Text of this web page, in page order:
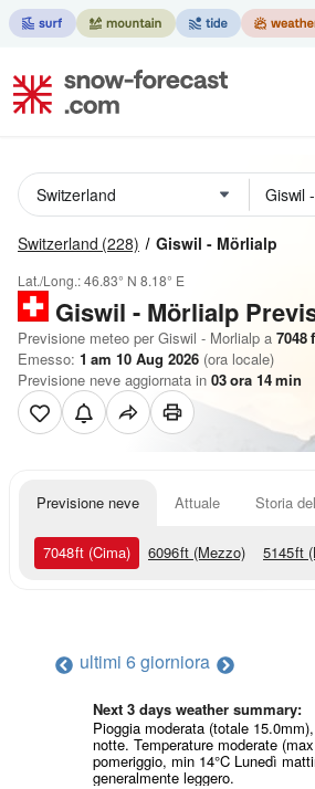
Switzerland (228) Giswil - Mörlialp
Lat./Long.:46.83° N 8.18° E
Giswil - Mörlialp
Previsione meteo per Giswil - Morlialp a 7048
Emesso: 1 am 10 Aug 2026 (ora locale)
Previsione neve aggiornata in 03ora 14min
Previsione neve Attuale Storia
7048ft (Cima) 6096ft (Mezzo) 5145ft
ultimi 6 giorniora
Next 3 days weather summary:
Pioggia moderata (totale
notte. Temperature moderate
pomeriggio, min 14°C Lunedì
generalmente leggero.